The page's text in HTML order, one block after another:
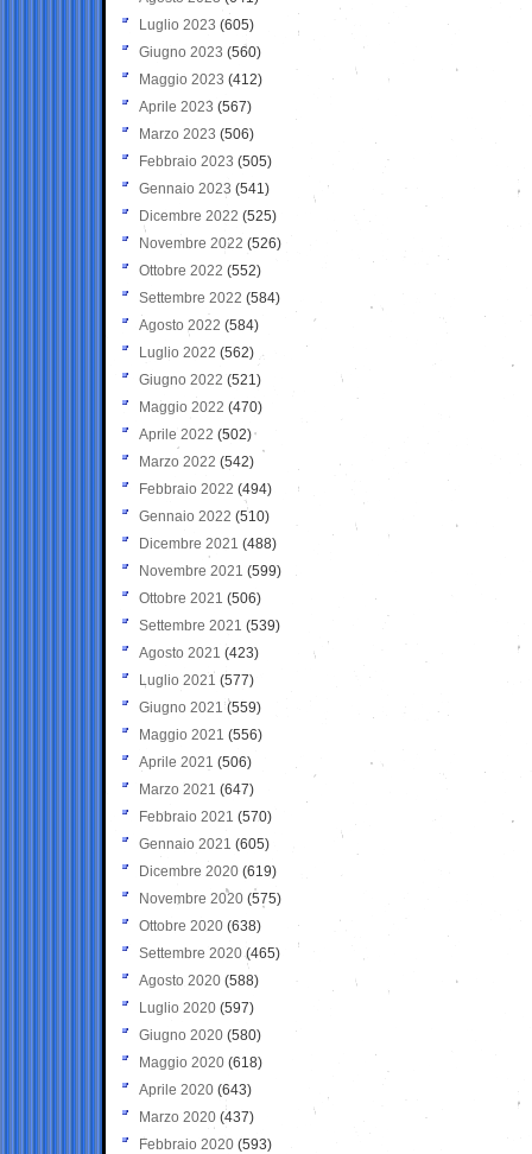
Luglio 2023 (605)
Giugno 2023 (560)
Maggio 2023 (412)
Aprile 2023 (567)
Marzo 2023 (506)
Febbraio 2023 (505)
Gennaio 2023 (541)
Dicembre 2022 (525)
Novembre 2022 (526)
Ottobre 2022 (552)
Settembre 2022 (584)
Agosto 2022 (584)
Luglio 2022 (562)
Giugno 2022 (521)
Maggio 2022 (470)
Aprile 2022 (502)
Marzo 2022 (542)
Febbraio 2022 (494)
Gennaio 2022 (510)
Dicembre 2021 (488)
Novembre 2021 (599)
Ottobre 2021 (506)
Settembre 2021 (539)
Agosto 2021 (423)
Luglio 2021 (577)
Giugno 2021(559)
Maggio 2021 (556)
Aprile 2021 (506)
Marzo 2021 (647)
Febbraio 2021 (570)
Gennaio 2021 (605)
Dicembre 2020 (619)
Novembre 2020 (575)
Ottobre 2020 (638)
Settembre 2020(465)
Agosto 2020 (588)
Luglio 2020 (597)
Giugno 2020 (580)
Maggio 2020 (618)
Aprile 2020 (643)
Marzo 2020 (437)
Febbraio 2020 (593)